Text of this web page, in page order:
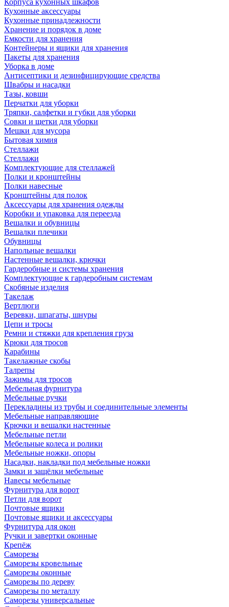
Корпуса кухонных шкафов
Кухонные аксессуары
Кухонные принадлежности
Хранение и порядок в доме
Емкости для хранения
Контейнеры и ящики для хранения
Пакеты для хранения
Уборка в доме
Антисептики и дезинфицирующие средства
Швабры и насадки
Тазы, ковши
Перчатки для уборки
Тряпки, салфетки и губки для уборки
Совки и щетки для уборки
Мешки для мусора
Бытовая химия
Стеллажи
Стеллажи
Комплектующие для стеллажей
Полки и кронштейны
Полки навесные
Кронштейны для полок
Аксессуары для хранения одежды
Коробки и упаковка для переезда
Вешалки и обувницы
Вешалки плечики
Обувницы
Напольные вешалки
Настенные вешалки, крючки
Гардеробные и системы хранения
Комплектующие к гардеробным системам
Скобяные изделия
Такелаж
Вертлюги
Веревки, шпагаты, шнуры
Цепи и тросы
Ремни и стяжки для крепления груза
Крюки для тросов
Карабины
Такелажные скобы
Талрепы
Зажимы для тросов
Мебельная фурнитура
Мебельные ручки
Перекладины из трубы и соединительные элементы
Мебельные направляющие
Крючки и вешалки настенные
Мебельные петли
Мебельные колеса и ролики
Мебельные ножки, опоры
Насадки, накладки под мебельные ножки
Замки и защёлки мебельные
Навесы мебельные
Фурнитура для ворот
Петли для ворот
Почтовые ящики
Почтовые ящики и аксессуары
Фурнитура для окон
Ручки и завертки оконные
Крепёж
Саморезы
Саморезы кровельные
Саморезы оконные
Саморезы по дереву
Саморезы по металлу
Саморезы универсальные